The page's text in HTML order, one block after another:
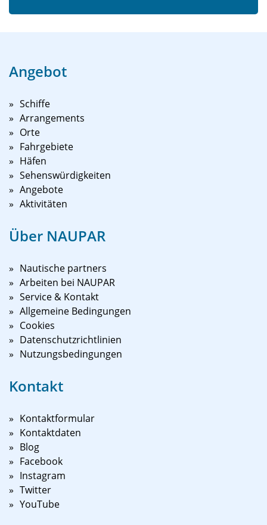
Angebot
Schiffe
Arrangements
Orte
Fahrgebiete
Häfen
Sehenswürdigkeiten
Angebote
Aktivitäten
Über NAUPAR
Nautische partners
Arbeiten bei NAUPAR
Service & Kontakt
Allgemeine Bedingungen
Cookies
Datenschutzrichtlinien
Nutzungsbedingungen
Kontakt
Kontaktformular
Kontaktdaten
Blog
Facebook
Instagram
Twitter
YouTube